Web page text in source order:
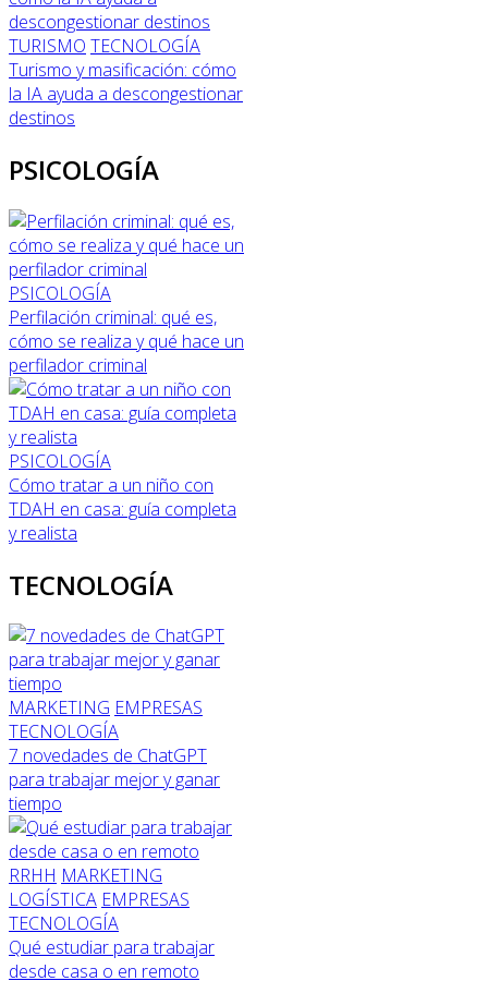
TURISMO TECNOLOGÍA
Turismo y masificación: cómo
la IA ayuda a descongestionar
destinos
PSICOLOGÍA
PSICOLOGÍA
Perfilación criminal: qué es,
cómo se realiza y qué hace un
perfilador criminal
PSICOLOGÍA
Cómo tratar a un niño con
TDAH en casa: guía completa
y realista
TECNOLOGÍA
MARKETING EMPRESAS
TECNOLOGÍA
7 novedades de ChatGPT
para trabajar mejor y ganar
tiempo
RRHH MARKETING
LOGÍSTICA EMPRESAS
TECNOLOGÍA
Qué estudiar para trabajar
desde casa o en remoto